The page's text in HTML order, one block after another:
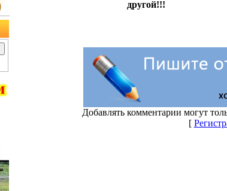
Добавлять комментарии могут
[